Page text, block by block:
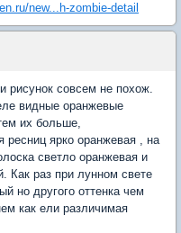
new...h-zombie-detail
рисунок совсем не похож.
видные оранжевые
их больше,
ресниц ярко оранжевая , на
светло оранжевая и
Как раз при лунном свете
но другого оттенка чем
как ели различимая